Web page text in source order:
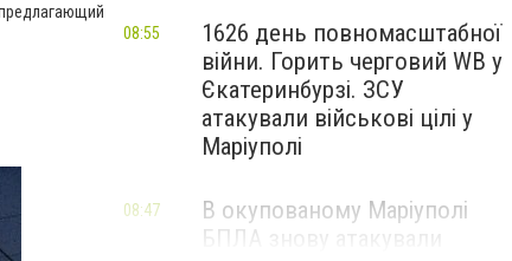
1626 день повномасштабної
війни. Горить черговий WB у
Єкатеринбурзі. ЗСУ
атакували військові цілі у
Маріуполі
08:55
В окупованому Маріуполі
БПЛА знову атакували
08:47